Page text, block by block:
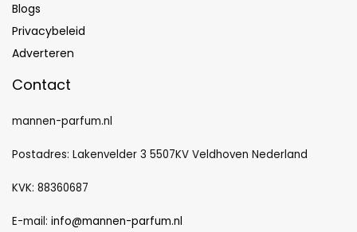
Blogs
Privacybeleid
Adverteren
Contact
mannen-parfum.nl
Postadres: Lakenvelder 3 5507KV Veldhoven Nederland
KVK: 88360687
E-mail: info@mannen-parfum.nl